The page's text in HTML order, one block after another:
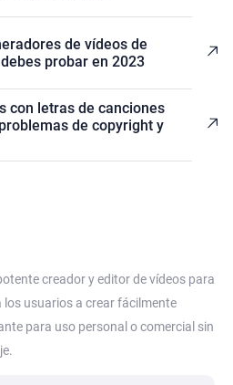
de vídeos de
probar en 2023
con letras de canciones
de copyright y
creador y editor de vídeos para
usuarios a crear fácilmente
para uso personal o comercial sin